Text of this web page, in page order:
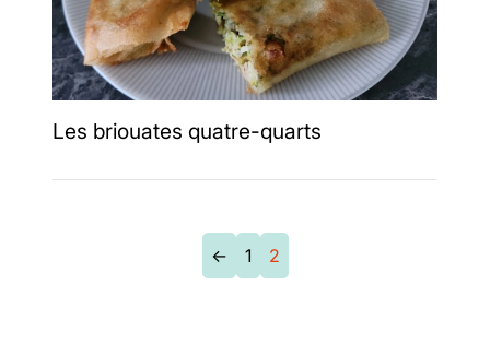
Les briouates quatre-quarts
← 1 2